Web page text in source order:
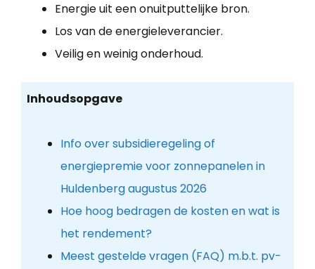
Energie uit een onuitputtelijke bron.
Los van de energieleverancier.
Veilig en weinig onderhoud.
Inhoudsopgave
Info over subsidieregeling of
energiepremie voor zonnepanelen in
Huldenberg augustus 2026
Hoe hoog bedragen de kosten en wat is
het rendement?
Meest gestelde vragen (FAQ) m.b.t. pv-